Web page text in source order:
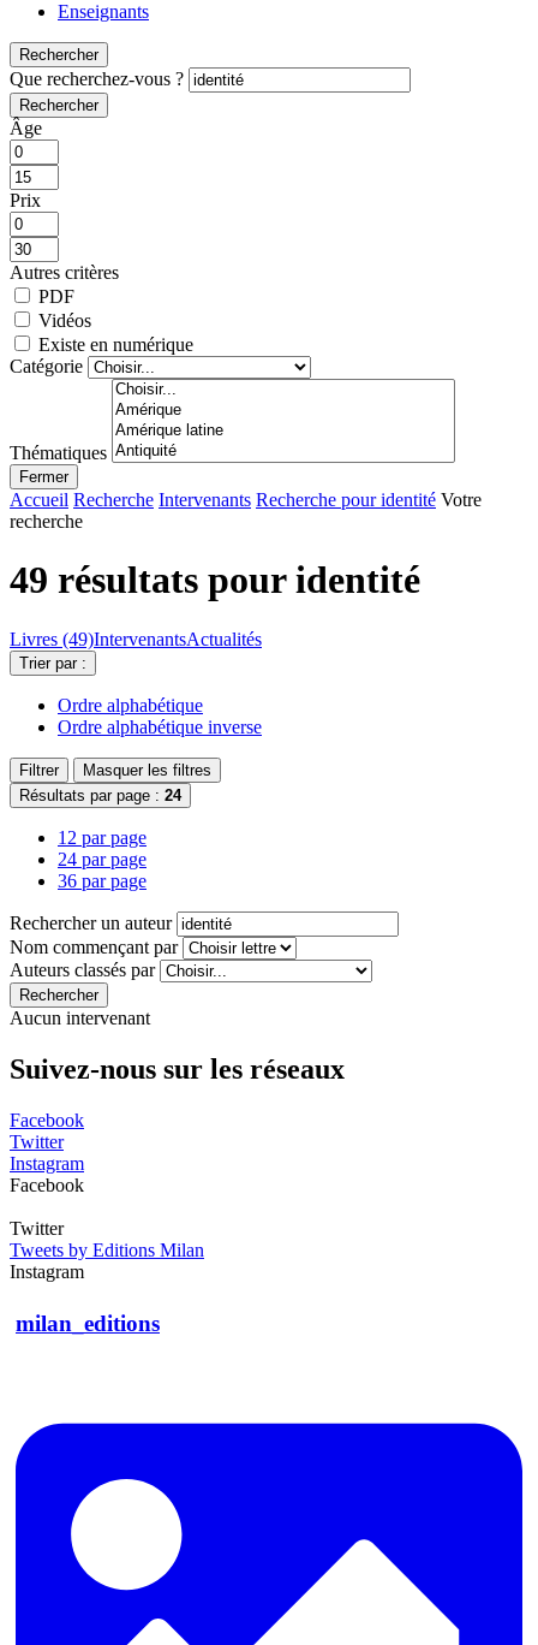
Enseignants
Rechercher
Que recherchez-vous ?
Rechercher
Âge
Prix
Autres critères
PDF
Vidéos
Existe en numérique
Catégorie
Thématiques
Fermer
Accueil Recherche Intervenants Recherche pour identité Votre
recherche
49 résultats pouridentité
Livres (49)IntervenantsActualités
Trier par :
Ordre alphabétique
Ordre alphabétique inverse
Filtrer
Masquer les filtres
Résultats par page : 24
12 par page
24 par page
36 par page
Rechercher un auteur
Nom commençant par
Auteurs classés par
Rechercher
Aucun intervenant
Suivez-nous sur les réseaux
Facebook
Twitter
Instagram
Facebook
Twitter
Tweets by Editions Milan
Instagram
milan_editions